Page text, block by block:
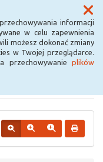
informacji
w celu zapewnienia
możesz dokonać zmiany
w Twojej przeglądarce.
przechowywanie plików
Menu